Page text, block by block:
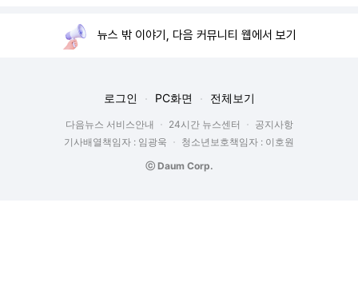
뉴스 밖 이야기, 다음 커뮤니티 웹에서 보기
로그인 PC화면 전체보기
다음뉴스 서비스안내 24시간 뉴스센터
공지사항
기사배열책임자 : 임광욱
청소년보호책임자 : 이호원
ⓒ Daum Corp.